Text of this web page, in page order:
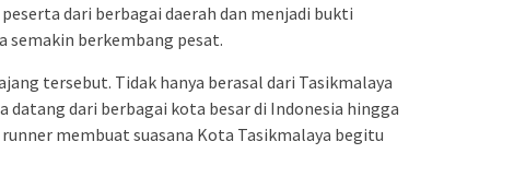
dari berbagai daerah dan menjadi bukti
berkembang pesat.
tersebut. Tidak hanya berasal dari Tasikmalaya
datang dari berbagai kota besar di Indonesia hingga
membuat suasana Kota Tasikmalaya begitu